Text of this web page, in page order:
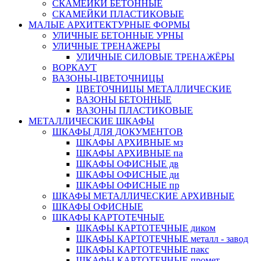
СКАМЕЙКИ БЕТОННЫЕ
СКАМЕЙКИ ПЛАСТИКОВЫЕ
МАЛЫЕ АРХИТЕКТУРНЫЕ ФОРМЫ
УЛИЧНЫЕ БЕТОННЫЕ УРНЫ
УЛИЧНЫЕ ТРЕНАЖЕРЫ
УЛИЧНЫЕ СИЛОВЫЕ ТРЕНАЖЁРЫ
ВОРКАУТ
ВАЗОНЫ-ЦВЕТОЧНИЦЫ
ЦВЕТОЧНИЦЫ МЕТАЛЛИЧЕСКИЕ
ВАЗОНЫ БЕТОННЫЕ
ВАЗОНЫ ПЛАСТИКОВЫЕ
МЕТАЛЛИЧЕСКИЕ ШКАФЫ
ШКАФЫ ДЛЯ ДОКУМЕНТОВ
ШКАФЫ АРХИВНЫЕ мз
ШКАФЫ АРХИВНЫЕ па
ШКАФЫ ОФИСНЫЕ дв
ШКАФЫ ОФИСНЫЕ ди
ШКАФЫ ОФИСНЫЕ пр
ШКАФЫ МЕТАЛЛИЧЕСКИЕ АРХИВНЫЕ
ШКАФЫ ОФИСНЫЕ
ШКАФЫ КАРТОТЕЧНЫЕ
ШКАФЫ КАРТОТЕЧНЫЕ диком
ШКАФЫ КАРТОТЕЧНЫЕ металл - завод
ШКАФЫ КАРТОТЕЧНЫЕ пакс